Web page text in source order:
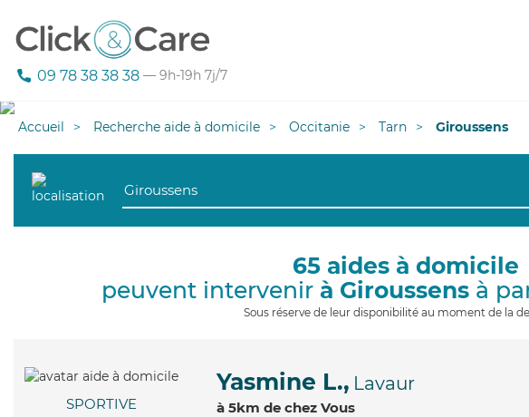
09 78 38 38 38 — 9h-19h 7j/7
Accueil Recherche aide à domicile Occitanie Tarn Giroussens
65 aides à domicile
peuvent intervenir à Giroussens à
Sous réserve de leur disponibilité au moment de la
SPORTIVE
Yasmine L., Lavaur
à 5km de chez Vous